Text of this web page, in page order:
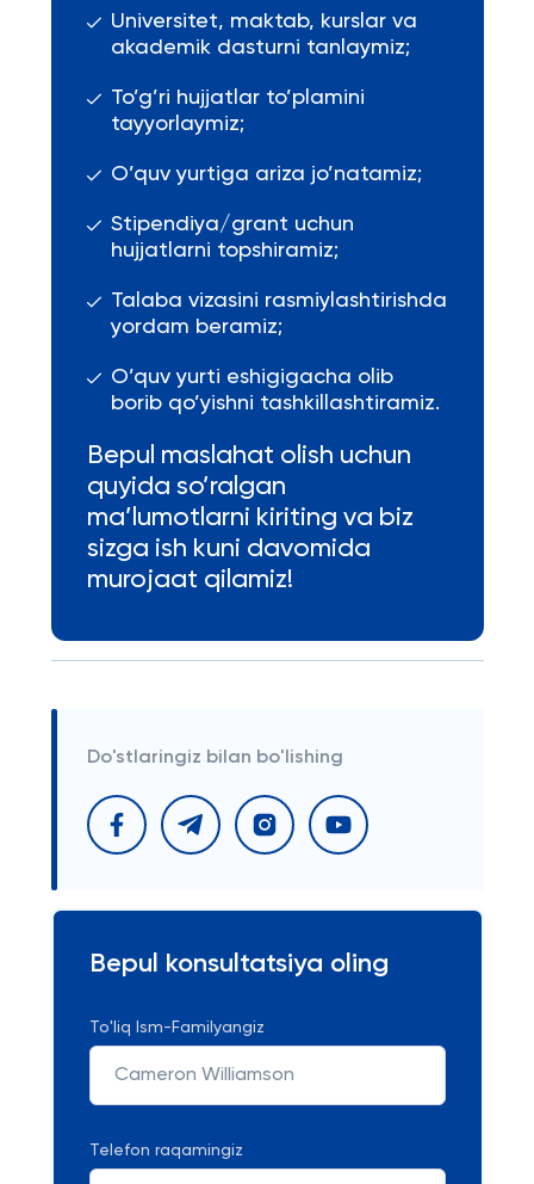
Universitet, maktab, kurslar va
akademik dasturni tanlaymiz;
To’g’ri hujjatlar to’plamini
tayyorlaymiz;
O’quv yurtiga ariza jo’natamiz;
Stipendiya/grant uchun
hujjatlarni topshiramiz;
Talaba vizasini rasmiylashtirishda
yordam beramiz;
O’quv yurti eshigigacha olib
borib qo’yishni tashkillashtiramiz.
Bepul maslahat olish uchun
quyida so’ralgan
ma’lumotlarni kiriting va biz
sizga ish kuni davomida
murojaat qilamiz!
Do'stlaringiz bilan bo'lishing
Bepul konsultatsiya oling
To'liq Ism-Familyangiz
Telefon raqamingiz